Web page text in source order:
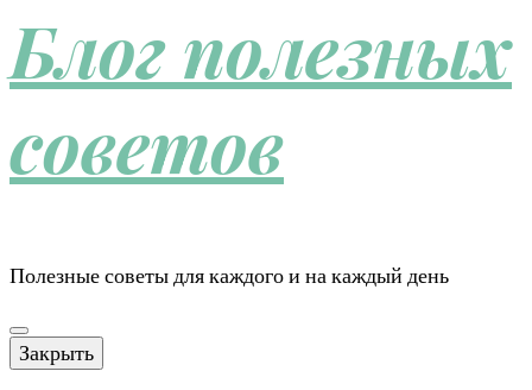
Блог полезных
советов
Полезные советы для каждого и на каждый день
Закрыть